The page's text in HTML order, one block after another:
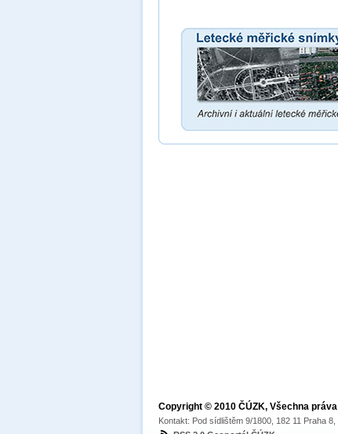
Copyright © 2010 ČÚZK, Všechna
Kontakt: Pod sídlištěm 9/1800, 182 11 Praha